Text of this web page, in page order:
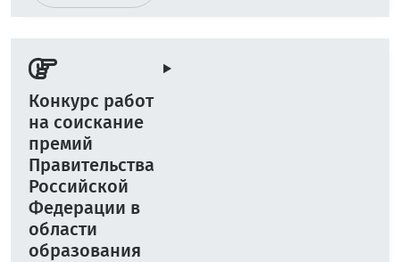
Конкурс работ
на соискание
премий
Правительства
Российской
Федерации в
области
образования